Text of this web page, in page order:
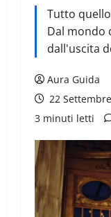
Tutto
Dal mondo
dall'uscita
Aura Guida
22
3 minuti letti